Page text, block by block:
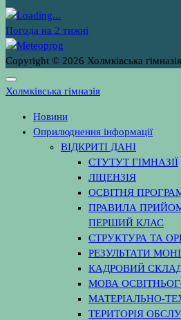
Погода на 2 тижні
Copyright © 2026 Холмківська
Холмківська гімназія
Новини
Оприлюднення інформації
ВІДКРИТІ ДАНІ
СТУТУТ ГІМНАЗІЇ
ЛІЦЕНЗІЯ
ОСВІТНЯ
ПРАВИЛА
ПЕРШИЙ КЛАС
СТРУКТУРА ТА
РЕЗУЛЬТАТИ
КАДРОВИЙ
МОВА
МАТЕРІАЛЬНО-
ТЕРИТОРІЯ